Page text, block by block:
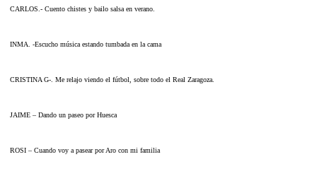
CARLOS.- Cuento chistes y bailo salsa en verano.
INMA. -Escucho música estando tumbada en la cama
CRISTINA G-. Me relajo viendo el fútbol, sobre todo el Real Zaragoza.
JAIME – Dando un paseo por Huesca
ROSI – Cuando voy a pasear por Aro con mi familia